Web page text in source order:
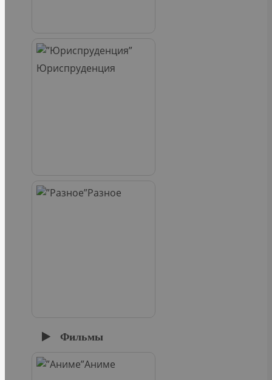
Юриспруденция
Разное
Фильмы
Аниме